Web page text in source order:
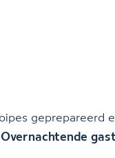
geprepareerd
Overnachtende